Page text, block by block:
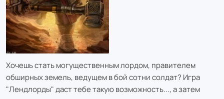
Хочешь стать могущественным лордом, правителем
обширных земель, ведущем в бой сотни солдат? Игра
"Лендлорды" даст тебе такую возможность..., а затем